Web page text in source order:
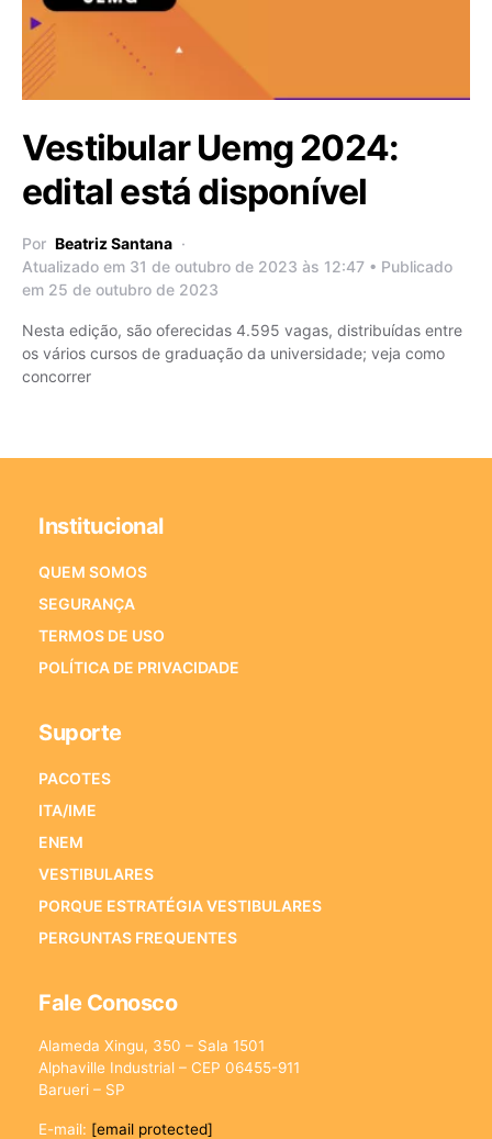
Vestibular Uemg 2024:
edital está disponível
Por Beatriz Santana
Atualizado em 31 de outubro de 2023 às 12:47 • Publicado
em 25 de outubro de 2023
Nesta edição, são oferecidas 4.595 vagas, distribuídas entre
os vários cursos de graduação da universidade; veja como
concorrer
Institucional
QUEM SOMOS
SEGURANÇA
TERMOS DE USO
POLÍTICA DE PRIVACIDADE
Suporte
PACOTES
ITA/IME
ENEM
VESTIBULARES
PORQUE ESTRATÉGIA VESTIBULARES
PERGUNTAS FREQUENTES
Fale Conosco
Alameda Xingu, 350 – Sala 1501
Alphaville Industrial – CEP 06455-911
Barueri – SP
E-mail: [email protected]